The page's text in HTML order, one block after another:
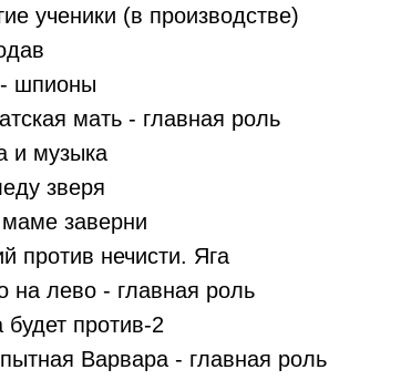
ученики (в производстве)
шпионы
мать - главная роль
и музыка
зверя
заверни
против нечисти. Яга
на лево - главная роль
против-2
Варвара - главная роль